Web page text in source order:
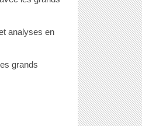
analyses en
grands